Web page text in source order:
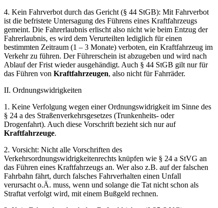
4. Kein Fahrverbot durch das Gericht (§ 44 StGB): Mit Fahrverbot
ist die befristete Untersagung des Führens eines Kraftfahrzeugs
gemeint. Die Fahrerlaubnis erlischt also nicht wie beim Entzug der
Fahrerlaubnis, es wird dem Verurteilten lediglich für einen
bestimmten Zeitraum (1 – 3 Monate) verboten, ein Kraftfahrzeug im
Verkehr zu führen. Der Führerschein ist abzugeben und wird nach
Ablauf der Frist wieder ausgehändigt. Auch § 44 StGB gilt nur für
das Führen von Kraftfahrzeugen, also nicht für Fahrräder.
II. Ordnungswidrigkeiten
1. Keine Verfolgung wegen einer Ordnungswidrigkeit im Sinne des
§ 24 a des Straßenverkehrsgesetzes (Trunkenheits- oder
Drogenfahrt). Auch diese Vorschrift bezieht sich nur auf
Kraftfahrzeuge.
2. Vorsicht: Nicht alle Vorschriften des
Verkehrsordnungswidrigkeitenrechts knüpfen wie § 24 a StVG an
das Führen eines Kraftfahrzeugs an. Wer also z.B. auf der falschen
Fahrbahn fährt, durch falsches Fahrverhalten einen Unfall
verursacht o.Ä. muss, wenn und solange die Tat nicht schon als
Straftat verfolgt wird, mit einem Bußgeld rechnen.